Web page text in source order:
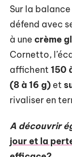
Sur la
défend avec
à une crème
Cornetto,
affichent 150
(8 à 16 g) et
rivaliser en
A découvrir
jour et la